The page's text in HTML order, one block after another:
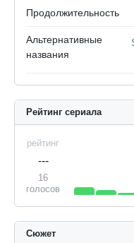
Продолжительность
Альтернативные
названия
Рейтинг сериала
рейтинг
---
16
голосов
Сюжет